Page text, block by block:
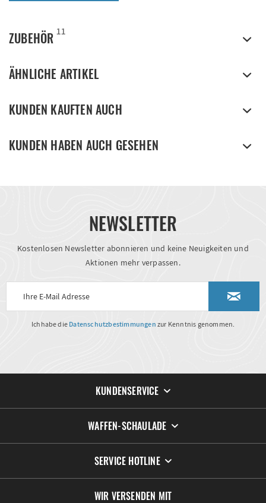
ZUBEHÖR 11
ÄHNLICHE ARTIKEL
KUNDEN KAUFTEN AUCH
KUNDEN HABEN AUCH GESEHEN
NEWSLETTER
Kostenlosen Newsletter abonnieren und keine Neuigkeiten und
Aktionen mehr verpassen.
Ich habe die Datenschutzbestimmungen zur Kenntnis genommen.
KUNDENSERVICE
WAFFEN-SCHAULADE
SERVICE HOTLINE
WIR VERSENDEN MIT